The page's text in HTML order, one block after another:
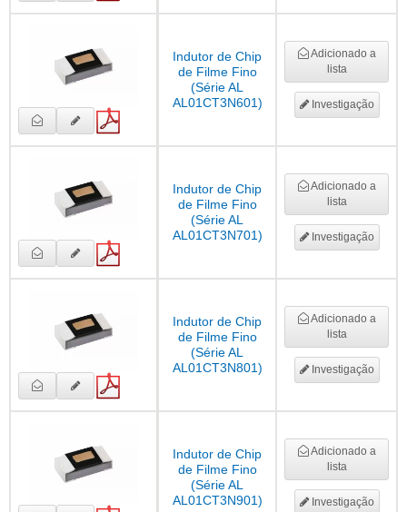
Indutor de Chip
de Filme Fino
(Série AL
AL01CT3N601)
Adicionado a
lista
Investigação
Indutor de Chip
de Filme Fino
(Série AL
AL01CT3N701)
Adicionado a
lista
Investigação
Indutor de Chip
de Filme Fino
(Série AL
AL01CT3N801)
Adicionado a
lista
Investigação
Indutor de Chip
de Filme Fino
(Série AL
AL01CT3N901)
Adicionado a
lista
Investigação